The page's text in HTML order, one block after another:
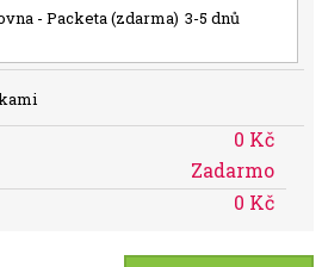
- Packeta (zdarma) 3-5 dnů
0 Kč
Zadarmo
0 Kč